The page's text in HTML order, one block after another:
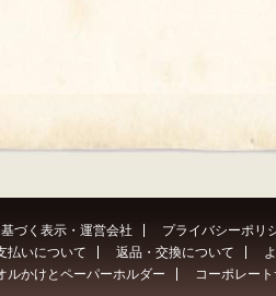
づく表示・運営会社
プライバシーポリ
払いについて 返品・交換について
ルかけとペーパーホルダー コーポレート